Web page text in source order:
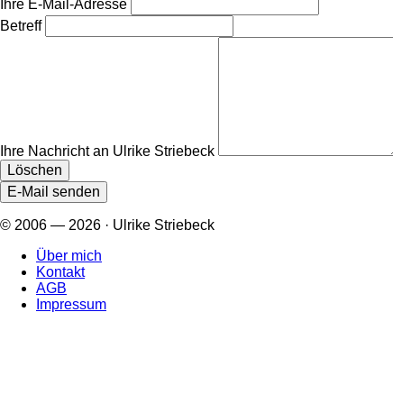
Ihre E-Mail-Adresse
Betreff
Ihre Nachricht an Ulrike Striebeck
© 2006 — 2026 · Ulrike Striebeck
Über mich
Kontakt
AGB
Impressum